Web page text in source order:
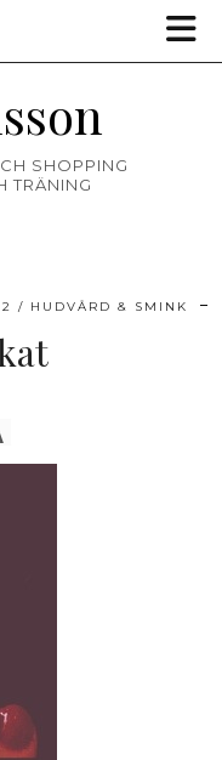
SHOPPING
TRÄNING
HUDVÅRD & SMINK